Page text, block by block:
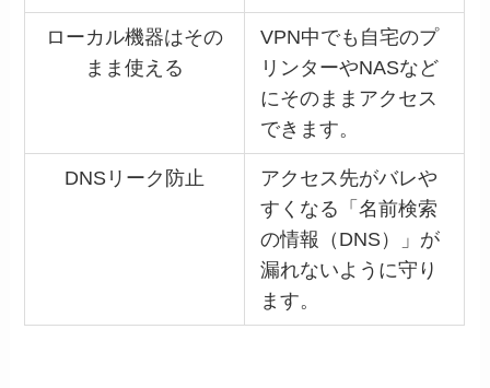
ローカル機器はその
まま使える
VPN中でも自宅のプ
リンターやNASなど
にそのままアクセス
できます。
DNSリーク防止
アクセス先がバレや
すくなる「名前検索
の情報（DNS）」が
漏れないように守り
ます。